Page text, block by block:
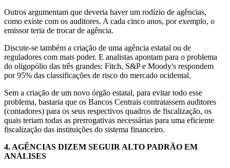
Outros argumentam que deveria haver um rodízio de agências,
como existe com os auditores. A cada cinco anos, por exemplo, o
emissor teria de trocar de agência.
Discute-se também a criação de uma agência estatal ou de
reguladores com mais poder. E analistas apontam para o problema
do oligopólio das três grandes: Fitch, S&P e Moody's respondem
por 95% das classificações de risco do mercado ocidental.
Sem a criação de um novo órgão estatal, para evitar todo esse
problema, bastaria que os Bancos Centrais contratassem auditores
(contadores) para os seus respectivos quadros de fiscalização, os
quais teriam todas as prerrogativas necessárias para uma eficiente
fiscalização das instituições do sistema financeiro.
4. AGÊNCIAS DIZEM SEGUIR ALTO PADRÃO EM
ANÁLISES